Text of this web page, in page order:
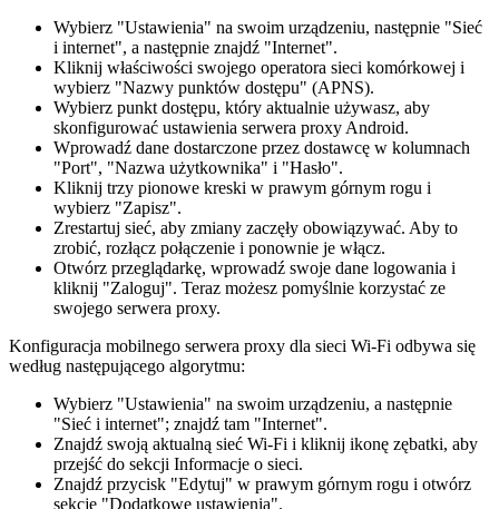
Wybierz "Ustawienia" na swoim urządzeniu, następnie "Sieć
i internet", a następnie znajdź "Internet".
Kliknij właściwości swojego operatora sieci komórkowej i
wybierz "Nazwy punktów dostępu" (APNS).
Wybierz punkt dostępu, który aktualnie używasz, aby
skonfigurować ustawienia serwera proxy Android.
Wprowadź dane dostarczone przez dostawcę w kolumnach
"Port", "Nazwa użytkownika" i "Hasło".
Kliknij trzy pionowe kreski w prawym górnym rogu i
wybierz "Zapisz".
Zrestartuj sieć, aby zmiany zaczęły obowiązywać. Aby to
zrobić, rozłącz połączenie i ponownie je włącz.
Otwórz przeglądarkę, wprowadź swoje dane logowania i
kliknij "Zaloguj". Teraz możesz pomyślnie korzystać ze
swojego serwera proxy.
Konfiguracja mobilnego serwera proxy dla sieci Wi-Fi odbywa się
według następującego algorytmu:
Wybierz "Ustawienia" na swoim urządzeniu, a następnie
"Sieć i internet"; znajdź tam "Internet".
Znajdź swoją aktualną sieć Wi-Fi i kliknij ikonę zębatki, aby
przejść do sekcji Informacje o sieci.
Znajdź przycisk "Edytuj" w prawym górnym rogu i otwórz
sekcję "Dodatkowe ustawienia".